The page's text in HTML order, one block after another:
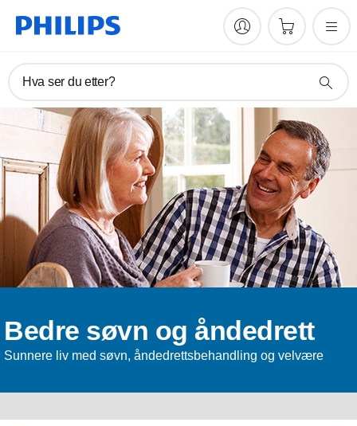
Hva ser du etter?
Bedre søvn og åndedrett
Sunnere liv med søvn, åndedrettsbehandling og velvære